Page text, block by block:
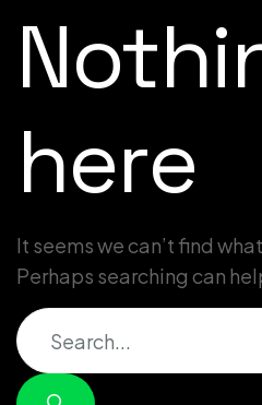
here
It seems we can’t find
Perhaps searching can